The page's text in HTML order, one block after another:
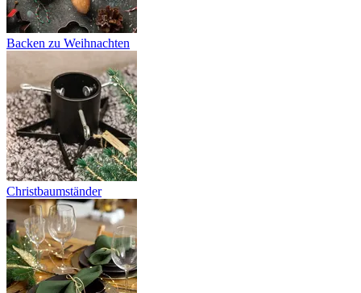
Backen zu Weihnachten
Christbaumständer